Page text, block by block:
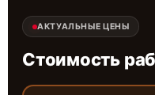
АКТУАЛЬНЫЕ ЦЕНЫ
Стоимость